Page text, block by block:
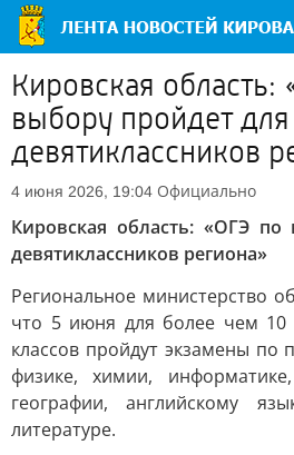
Кировская область:
выбору пройдет для
девятиклассников
4 июня 2026, 19:04 Официально
Кировская область: «ОГЭ
девятиклассников региона»
Региональное министерство
что 5 июня для более чем 10
классов пройдут экзамены по
физике, химии,
географии, английскому
литературе.